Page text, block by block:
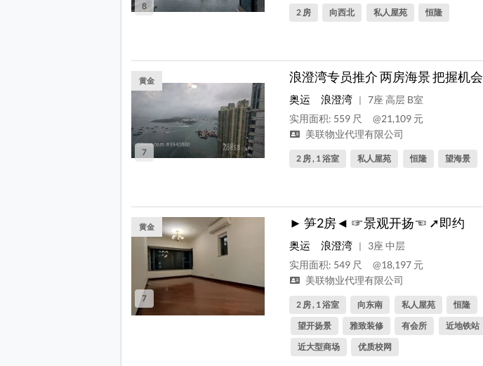
8
2 房 向西北 私人屋苑 恒隆
7
黄金 浪澄湾专员推介 两房海景 把握机会
奥运 浪澄湾 |
7座 高层 B室
实用面积: 559 尺
@21,109 元
美联物业代理有限公司
2 房 , 1 浴室 私人屋苑 恒隆 望海景
7
黄金 ► 笋2房◄ ☞景观开扬☜ ➚即约
奥运 浪澄湾 |
3座 中层
实用面积: 549 尺
@18,197 元
美联物业代理有限公司
2 房 , 1 浴室 向东南 私人屋苑
恒隆
望开扬景
雅致装修 有会所
近地铁站
近大型商场
优质校网